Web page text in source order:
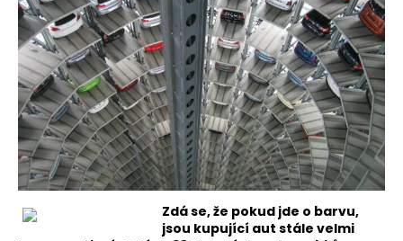
Zdá se, že pokud jde o barvu,
jsou kupující aut stále velmi